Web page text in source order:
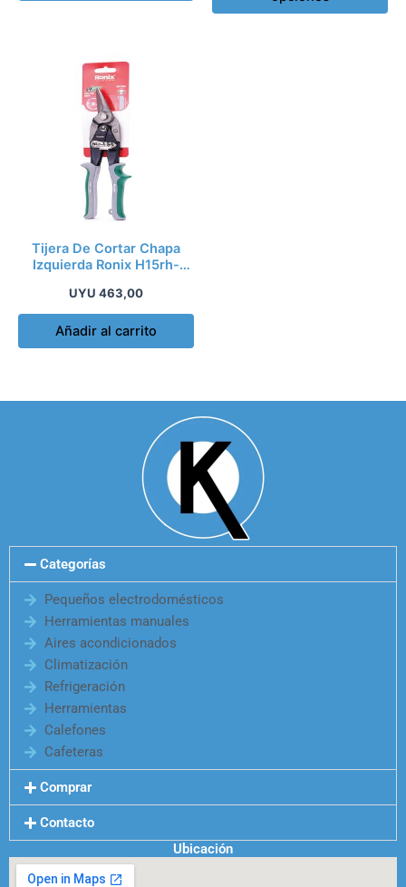
Tijera De Cortar Chapa
Izquierda Ronix H15rh-
UYU 463,00
Añadir al carrito
Categorías
Pequeños electrodomésticos
Herramientas manuales
Aires acondicionados
Climatización
Refrigeración
Herramientas
Calefones
Cafeteras
Comprar
Contacto
Ubicación